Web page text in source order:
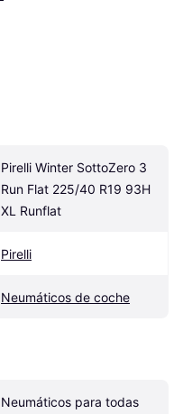
Pirelli Winter SottoZero 3
Run Flat 225/40 R19 93H
XL Runflat
Pirelli
Neumáticos de coche
Neumáticos para todas